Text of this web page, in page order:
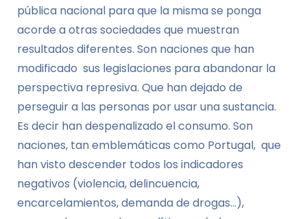
pública nacional para que la misma se ponga
acorde a otras sociedades que muestran
resultados diferentes. Son naciones que han
modificado sus legislaciones para abandonar la
perspectiva represiva. Que han dejado de
perseguir a las personas por usar una sustancia.
Es decir han despenalizado el consumo. Son
naciones, tan emblemáticas como Portugal, que
han visto descender todos los indicadores
negativos (violencia, delincuencia,
encarcelamientos, demanda de drogas…),